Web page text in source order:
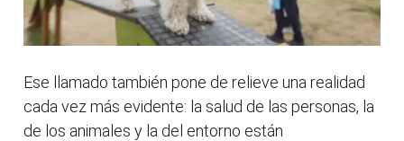
Ese llamado también pone de relieve una realidad
cada vez más evidente: la salud de las personas, la
de los animales y la del entorno están